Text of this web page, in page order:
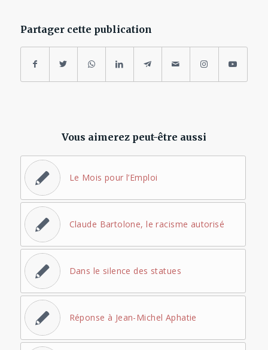
Partager cette publication
Vous aimerez peut-être aussi
Le Mois pour l’Emploi
Claude Bartolone, le racisme autorisé
Dans le silence des statues
Réponse à Jean-Michel Aphatie